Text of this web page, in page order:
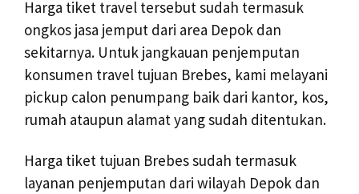
Harga tiket travel tersebut sudah termasuk
ongkos jasa jemput dari area Depok dan
sekitarnya. Untuk jangkauan penjemputan
konsumen travel tujuan Brebes, kami melayani
pickup calon penumpang baik dari kantor, kos,
rumah ataupun alamat yang sudah ditentukan.
Harga tiket tujuan Brebes sudah termasuk
layanan penjemputan dari wilayah Depok dan